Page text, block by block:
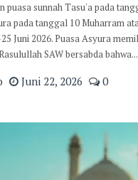
puasa sunnah Tasu'a pada
pada tanggal 10 Muharram
Juni 2026. Puasa Asyura
SAW bersabda bahwa...
Juni 22, 2026 0